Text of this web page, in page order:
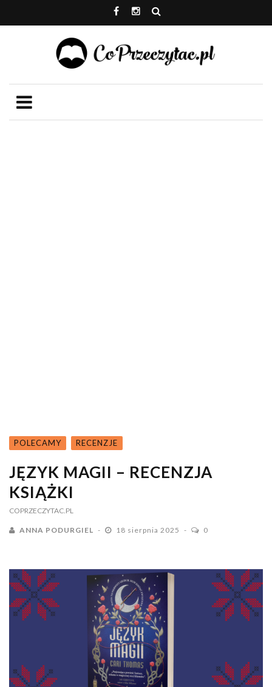
POLECAMY RECENZJE
JĘZYK MAGII – RECENZJA
KSIĄŻKI
COPRZECZYTAC.PL
ANNA PODURGIEL 18 sierpnia 2025 0